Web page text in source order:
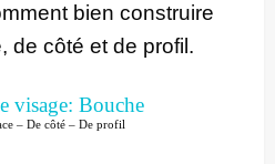
bien construire
de côté et de profil.
– De côté – De profil